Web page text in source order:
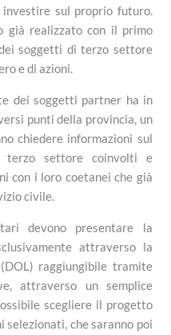
sul proprio futuro.
già realizzato con il primo
soggetti di terzo settore
e di azioni.
dei soggetti partner ha in
punti della provincia, un
chiedere informazioni sul
terzo settore coinvolti e
con i loro coetanei che già
civile.
devono presentare la
attraverso la
raggiungibile tramite
attraverso un semplice
scegliere il progetto
selezionati, che saranno poi